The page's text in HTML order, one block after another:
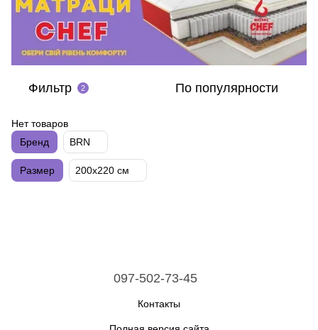
Фильтр 2 По популярности
Нет товаров
Бренд
BRN
Размер 200х220 см
097-502-73-45
Контакты